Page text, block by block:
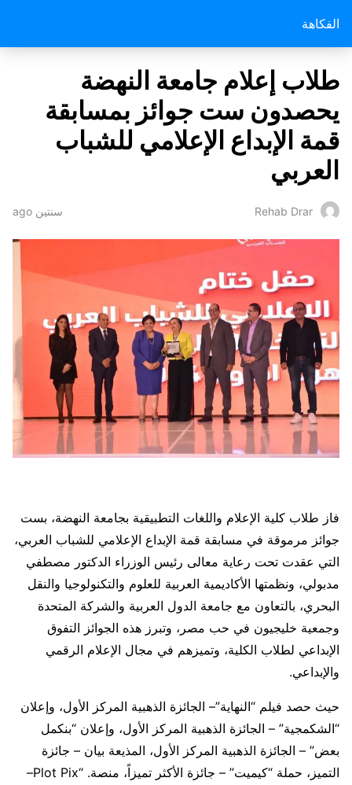
الفكاهة
طلاب إعلام جامعة النهضة
يحصدون ست جوائز بمسابقة
قمة الإبداع الإعلامي للشباب
العربي
Rehab Drar سنتين ago
فاز طلاب كلية الإعلام واللغات التطبيقية بجامعة النهضة، بست
جوائز مرموقة في مسابقة قمة الإبداع الإعلامي للشباب العربي،
التي عقدت تحت رعاية معالى رئيس الوزراء الدكتور مصطفي
مدبولي، ونظمتها الأكاديمية العربية للعلوم والتكنولوجيا والنقل
البحري، بالتعاون مع جامعة الدول العربية والشركة المتحدة
وجمعية خليجيون في حب مصر، وتبرز هذه الجوائز التفوق
الإبداعي لطلاب الكلية، وتميزهم في مجال الإعلام الرقمي
والإبداعي.
حيث حصد فيلم “النهاية”– الجائزة الذهبية المركز الأول، وإعلان
“الشكمجية” – الجائزة الذهبية المركز الأول، وإعلان “بنكمل
بعض” – الجائزة الذهبية المركز الأول، المذيعة بيان – جائزة
التميز، حملة “كيميت” – جائزة الأكثر تميزاً، منصة. “Plot Pix–